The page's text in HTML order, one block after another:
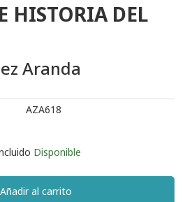
HISTORIA DEL
Aranda
AZA618
Disponible
Añadir al carrito